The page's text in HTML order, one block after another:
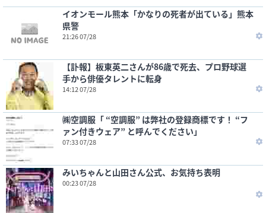
イオンモール熊本「かなりの死者が出ている」熊本
県警
21:26 07/28
【訃報】板東英二さんが86歳で死去、プロ野球選
手から俳優タレントに転身
14:12 07/28
㈱空調服「 “空調服” は弊社の登録商標です！ “フ
ァン付きウェア” と呼んでください」
07:33 07/28
みいちゃんと山田さん公式、お気持ち表明
00:23 07/28